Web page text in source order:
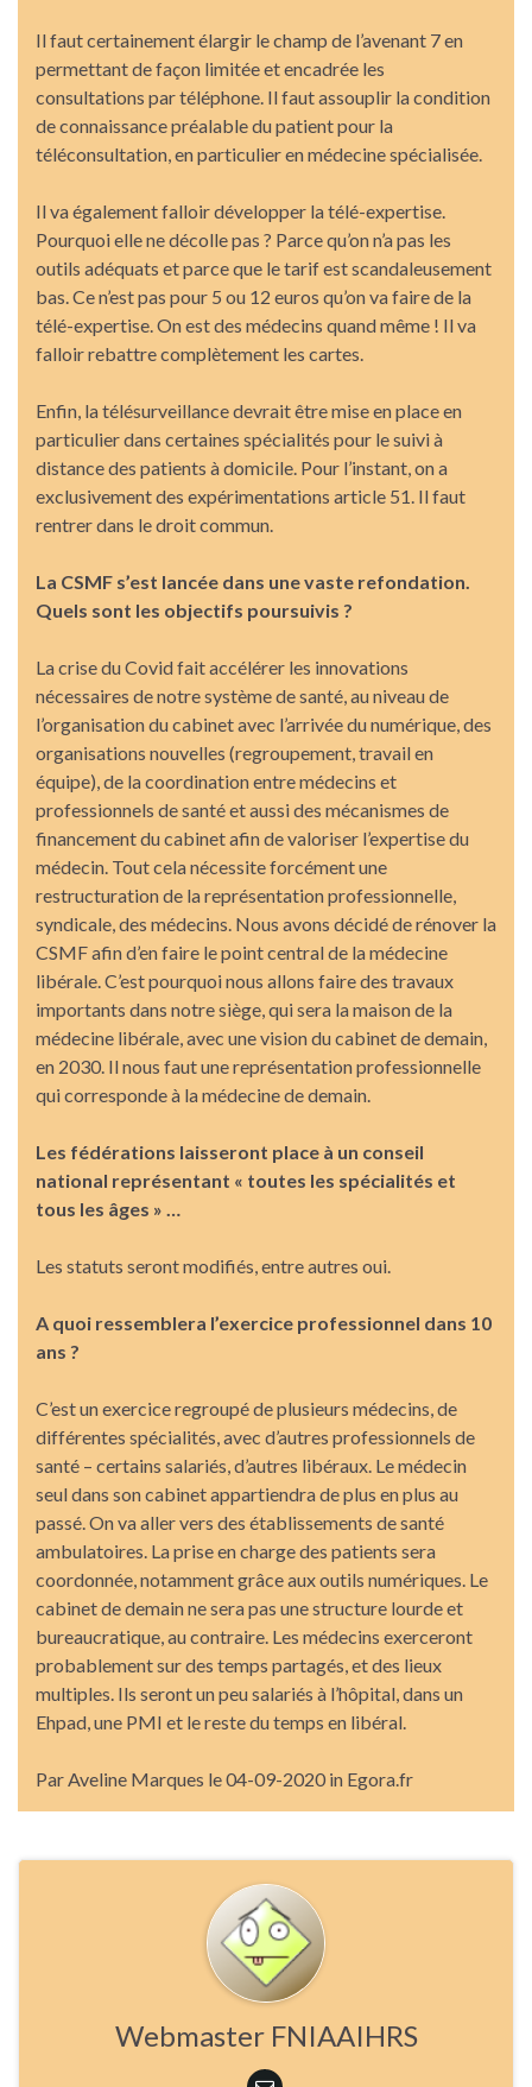
Il faut certainement élargir le champ de l’avenant 7 en
permettant de façon limitée et encadrée les
consultations par téléphone. Il faut assouplir la condition
de connaissance préalable du patient pour la
téléconsultation, en particulier en médecine spécialisée.
Il va également falloir développer la télé-expertise.
Pourquoi elle ne décolle pas ? Parce qu’on n’a pas les
outils adéquats et parce que le tarif est scandaleusement
bas. Ce n’est pas pour 5 ou 12 euros qu’on va faire de la
télé-expertise. On est des médecins quand même ! Il va
falloir rebattre complètement les cartes.
Enfin, la télésurveillance devrait être mise en place en
particulier dans certaines spécialités pour le suivi à
distance des patients à domicile. Pour l’instant, on a
exclusivement des expérimentations article 51. Il faut
rentrer dans le droit commun.
La CSMF s’est lancée dans une vaste refondation.
Quels sont les objectifs poursuivis ?
La crise du Covid fait accélérer les innovations
nécessaires de notre système de santé, au niveau de
l’organisation du cabinet avec l’arrivée du numérique, des
organisations nouvelles (regroupement, travail en
équipe), de la coordination entre médecins et
professionnels de santé et aussi des mécanismes de
financement du cabinet afin de valoriser l’expertise du
médecin. Tout cela nécessite forcément une
restructuration de la représentation professionnelle,
syndicale, des médecins. Nous avons décidé de rénover la
CSMF afin d’en faire le point central de la médecine
libérale. C’est pourquoi nous allons faire des travaux
importants dans notre siège, qui sera la maison de la
médecine libérale, avec une vision du cabinet de demain,
en 2030. Il nous faut une représentation professionnelle
qui corresponde à la médecine de demain.
Les fédérations laisseront place à un conseil
national représentant « toutes les spécialités et
tous les âges » …
Les statuts seront modifiés, entre autres oui.
A quoi ressemblera l’exercice professionnel dans 10
ans ?
C’est un exercice regroupé de plusieurs médecins, de
différentes spécialités, avec d’autres professionnels de
santé – certains salariés, d’autres libéraux. Le médecin
seul dans son cabinet appartiendra de plus en plus au
passé. On va aller vers des établissements de santé
ambulatoires. La prise en charge des patients sera
coordonnée, notamment grâce aux outils numériques. Le
cabinet de demain ne sera pas une structure lourde et
bureaucratique, au contraire. Les médecins exerceront
probablement sur des temps partagés, et des lieux
multiples. Ils seront un peu salariés à l’hôpital, dans un
Ehpad, une PMI et le reste du temps en libéral.
Par Aveline Marques le 04-09-2020 in Egora.fr
Webmaster FNIAAIHRS